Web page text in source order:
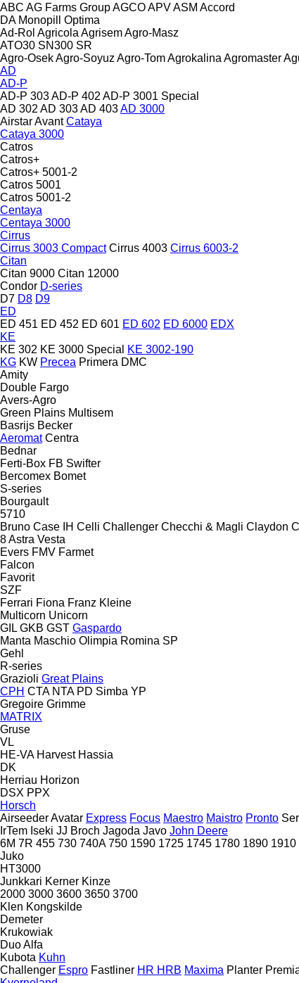
ABC AG Farms GroupAGCOAPVASM Accord
DA Monopill
Optima
Ad-Rol Agricola AgrisemAgro-Masz
ATO30 SN300 SR
Agro-OsekAgro-Soyuz Agro-TomAgrokalina Agromaster
AD
AD-P
AD-P 303AD-P 402 AD-P 3001 Special
AD 302 AD 303AD 403AD 3000
AirstarAvant Cataya
Cataya 3000
Catros
Catros+
Catros+ 5001-2
Catros 5001
Catros 5001-2
Centaya
Centaya 3000
Cirrus
Cirrus 3003 Compact Cirrus 4003 Cirrus 6003-2
Citan
Citan 9000 Citan 12000
Condor D-series
D7 D8 D9
ED
ED 451 ED 452 ED 601 ED 602 ED 6000 EDX
KE
KE 302 KE 3000 Special
KE 3002-190
KG KW Precea Primera DMC
Amity
Double Fargo
Avers-Agro
Green Plains Multisem
Basrijs Becker
Aeromat Centra
Bednar
Ferti-Box FB Swifter
Bercomex Bomet
S-series
Bourgault
5710
Bruno Case IH Celli Challenger Checchi & Magli Claydon
8Astra Vesta
Evers FMV Farmet
Falcon
Favorit
SZF
Ferrari Fiona Franz Kleine
Multicorn Unicorn
GIL GKB GST Gaspardo
Manta Maschio Olimpia Romina SP
Gehl
R-series
Grazioli Great Plains
CPH CTA NTA PD Simba YP
Gregoire Grimme
MATRIX
Gruse
VL
HE-VA Harvest Hassia
DK
Herriau Horizon
DSX PPX
Horsch
AirseederAvatar Express Focus Maestro Maistro Pronto
IrTem Iseki JJ Broch Jagoda Javo John Deere
6M 7R 455 730 740A 750 1590 1725 1745 1780 1890 1910
Juko
HT3000
Junkkari Kerner Kinze
2000 3000 3600 3650 3700
Klen Kongskilde
Demeter
Krukowiak
Duo Alfa
Kubota Kuhn
Challenger Espro Fastliner HR HRB Maxima Planter